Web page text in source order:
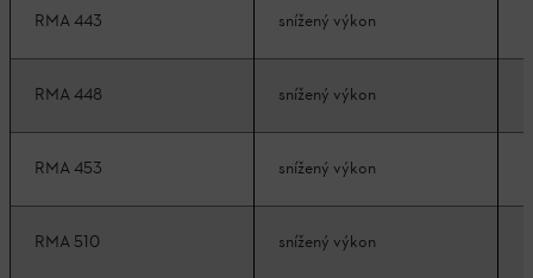
RMA 443 snížený výkon
RMA 448 snížený výkon
RMA 453 snížený výkon
RMA 510 snížený výkon